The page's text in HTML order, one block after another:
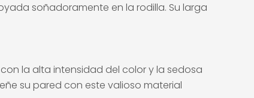
soñadoramente en la rodilla. Su larga
la alta intensidad del color y la sedosa
su pared con este valioso material